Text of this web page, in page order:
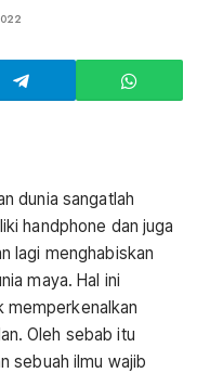
dunia sangatlah
handphone dan juga
lagi menghabiskan
maya. Hal ini
memperkenalkan
Oleh sebab itu
sebuah ilmu wajib